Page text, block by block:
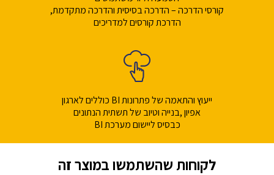
קורסי הדרכה – הדרכה בסיסית והדרכה מתקדמת,
הדרכת קורסים למדריכים
ייעוץ והתאמה של פתרונות BI כוללים לארגון
אפיון ,בנייה וטיוב של תשתית הנתונים
כבסיס ליישום מערכת BI
לקוחות שהשתמשו במוצר זה